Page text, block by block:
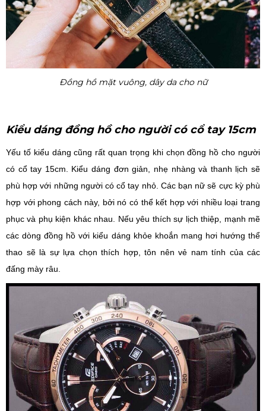
Đồng hồ mặt vuông, dây da cho nữ
Kiểu dáng đồng hồ cho người có cổ tay 15cm
Yếu tố kiểu dáng cũng rất quan trọng khi chọn đồng hồ cho người
có cổ tay 15cm. Kiểu dáng đơn giản, nhẹ nhàng và thanh lịch sẽ
phù hợp với những người có cổ tay nhỏ. Các bạn nữ sẽ cực kỳ phù
hợp với phong cách này, bởi nó có thể kết hợp với nhiều loại trang
phục và phụ kiện khác nhau. Nếu yêu thích sự lịch thiệp, mạnh mẽ
các dòng đồng hồ với kiểu dáng khỏe khoắn mang hơi hướng thể
thao sẽ là sự lựa chọn thích hợp, tôn nên vẻ nam tính của các
đấng mày râu.